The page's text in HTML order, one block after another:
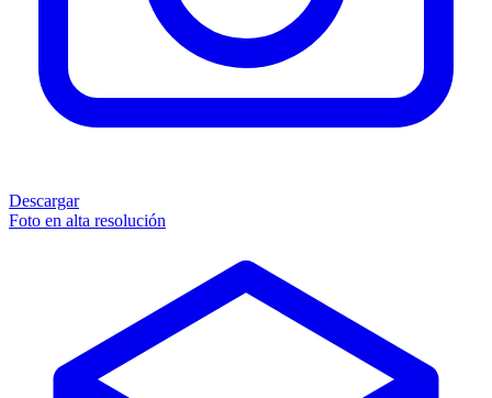
Descargar
Foto en alta resolución